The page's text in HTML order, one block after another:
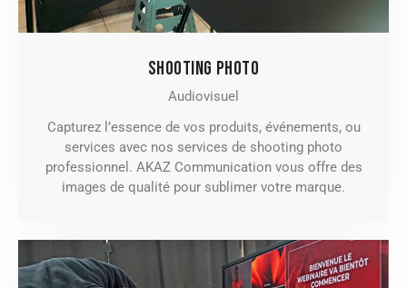
SHOOTING PHOTO
Audiovisuel
Capturez l’essence de vos produits, événements, ou
services avec nos services de shooting photo
professionnel. AKAZ Communication vous offre des
images de qualité pour sublimer votre marque.